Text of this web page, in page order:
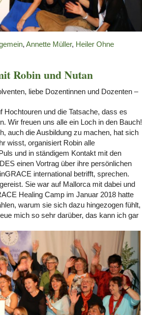
, Annette Müller, Heiler Ohne
Robin und Nutan
liebe Dozentinnen und Dozenten –
Hochtouren und die Tatsache, dass es
Wir freuen uns alle ein Loch in den Bauch!
auch die Ausbildung zu machen, hat sich
wisst, organisiert Robin alle
und in ständigem Kontakt mit den
einen Vortrag über ihre persönlichen
international betrifft, sprechen.
Sie war auf Mallorca mit dabei und
Healing Camp im Januar 2018 hatte
warum sie sich dazu hingezogen fühlt,
mich so sehr darüber, das kann ich gar